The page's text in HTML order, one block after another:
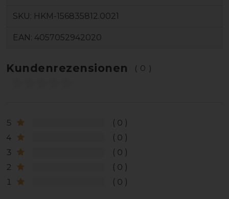
SKU: HKM-156835812.0021
EAN: 4057052942020
Kundenrezensionen (0)
5
0
4
0
3
0
2
0
1
0